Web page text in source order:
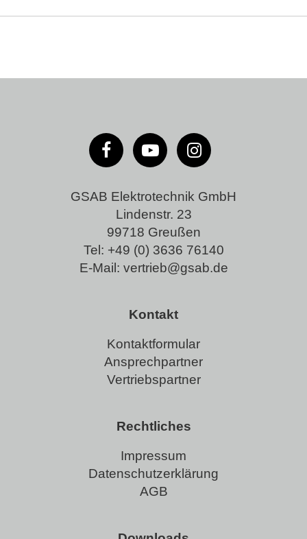
GSAB Elektrotechnik GmbH
Lindenstr. 23
99718 Greußen
Tel: +49 (0) 3636 76140
E-Mail: vertrieb@gsab.de
Kontakt
Kontaktformular
Ansprechpartner
Vertriebspartner
Rechtliches
Impressum
Datenschutzerklärung
AGB